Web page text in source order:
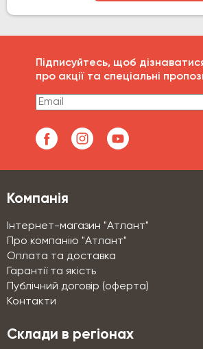
Підписуйтесь, щоб
про акції та спеціальні
Компанія
Інтернет-магазин "Атлант"
Про компанію "Атлант"
Оплата та доставка
Гарантії та якість
Публічний договір (оферта)
Контакти
Склади в регіонах